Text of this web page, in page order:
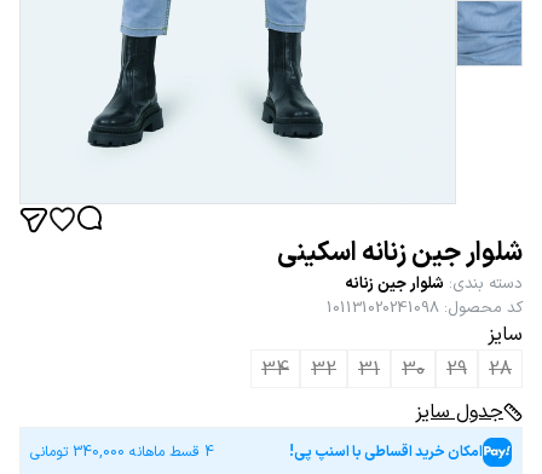
شلوار جین زنانه اسکینی
دسته بندی: شلوار جین زنانه
کد محصول:
101131020241098
سایز
28
29
30
31
32
34
جدول سایز
امکان خرید اقساطی با اسنپ پی! 4 قسط ماهانه 340,000 تومانی